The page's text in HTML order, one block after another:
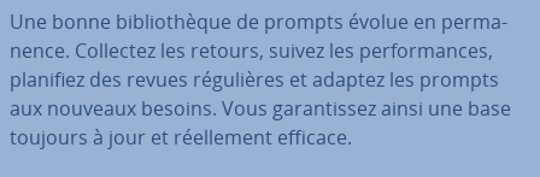
Une bonne bi­blio­thèque de prompts évolue en per­ma­
nence. Collectez les retours, suivez les per­for­mances,
planifiez des revues ré­gu­lières et adaptez les prompts
aux nouveaux besoins. Vous ga­ran­tis­sez ainsi une base
toujours à jour et réel­le­ment efficace.